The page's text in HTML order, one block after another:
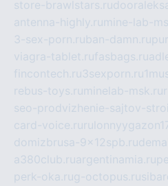
store-brawlstars.ru
antenna-highly.ru mine-lab-
3-sex-porn.ruban-damn.ru
viagra-tablet.rufasbags.ru
fincontech.ru3sexporn.ru
rebus-toys.ru minelab-msk.ru
seo-prodvizhenie-sajtov-
card-voice.ru
domizbrusa-9x12spb.ru
a380club.ruargentinamia.ru
perk-oka.rug-octopus.ru